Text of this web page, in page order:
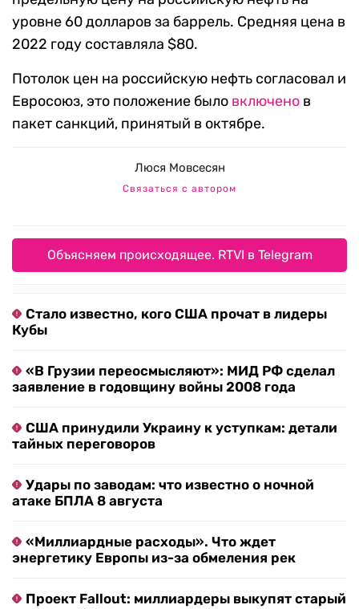
уровне 60 долларов за баррель. Средняя цена в
2022 году составляла $80.
Потолок цен на российскую нефть согласовал и
Евросоюз, это положение было включено в
пакет санкций, принятый в октябре.
Люся Мовсесян
Связаться с автором
Объясняем происходящее. RTVI в Telegram
Стало известно, кого США прочат в лидеры
Кубы
«В Грузии переосмысляют»: МИД РФ сделал
заявление в годовщину войны 2008 года
США принудили Украину к уступкам: детали
тайных переговоров
Удары по заводам: что известно о ночной
атаке БПЛА 8 августа
«Миллиардные расходы». Что ждет
энергетику Европы из-за обмеления рек
Проект Fallout: миллиардеры выкупят старый